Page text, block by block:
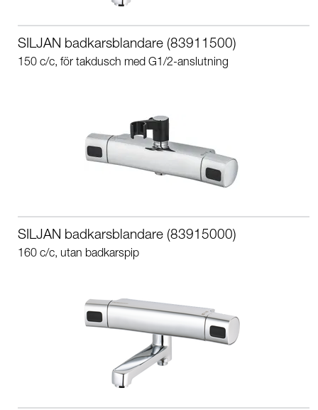
SILJAN badkarsblandare (83911500)
150 c/c, för takdusch med G1/2-anslutning
SILJAN badkarsblandare (83915000)
160 c/c, utan badkarspip